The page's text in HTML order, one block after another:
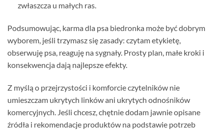
zwłaszcza u małych ras.
Podsumowując, karma dla psa biedronka może być dobrym
wyborem, jeśli trzymasz się zasady: czytam etykietę,
obserwuję psa, reaguję na sygnały. Prosty plan, małe kroki i
konsekwencja dają najlepsze efekty.
Z myślą o przejrzystości i komforcie czytelników nie
umieszczam ukrytych linków ani ukrytych odnośników
komercyjnych. Jeśli chcesz, chętnie dodam jawnie opisane
źródła i rekomendacje produktów na podstawie potrzeb